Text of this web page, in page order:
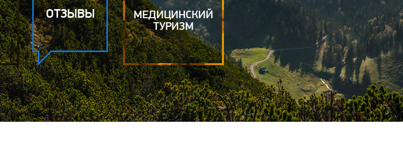
ОТЗЫВЫ
МЕДИЦИНСКИЙ
ТУРИЗМ